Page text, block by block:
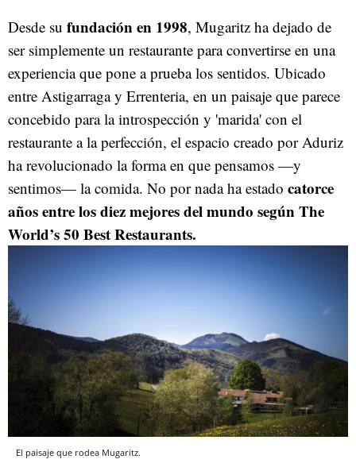
Desde su fundación en 1998, Mugaritz ha dejado de
ser simplemente un restaurante para convertirse en una
experiencia que pone a prueba los sentidos. Ubicado
entre Astigarraga y Errenteria, en un paisaje que parece
concebido para la introspección y 'marida' con el
restaurante a la perfección, el espacio creado por Aduriz
ha revolucionado la forma en que pensamos —y
sentimos— la comida. No por nada ha estado catorce
años entre los diez mejores del mundo según The
World’s 50 Best Restaurants.
El paisaje que rodea Mugaritz.